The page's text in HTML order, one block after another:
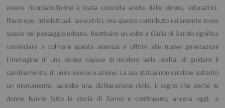
essere ricordato.Torino è stata costruita anche dalle donne, educatrici,
filantrope, intellettuali, lavoratrici, ma questo contributo raramente trova
spazio nel paesaggio urbano. Restituire un volto a Giulia di Barolo significa
cominciare a colmare questa assenza e offrire alle nuove generazioni
l’immagine di una donna capace di incidere sulla realtà, di guidare il
cambiamento, di unire visione e azione. La sua statua non sarebbe soltanto
un monumento: sarebbe una dichiarazione civile, il segno che anche le
donne hanno fatto la storia di Torino e continuano, ancora oggi, a